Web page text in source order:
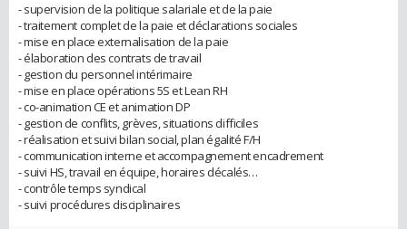
- supervision de la politique salariale et de la paie
- traitement complet de la paie et déclarations sociales
- mise en place externalisation de la paie
- élaboration des contrats de travail
- gestion du personnel intérimaire
- mise en place opérations 5S et Lean RH
- co-animation CE et animation DP
- gestion de conflits, grèves, situations difficiles
- réalisation et suivi bilan social, plan égalité F/H
- communication interne et accompagnement encadrement
- suivi HS, travail en équipe, horaires décalés…
- contrôle temps syndical
- suivi procédures disciplinaires